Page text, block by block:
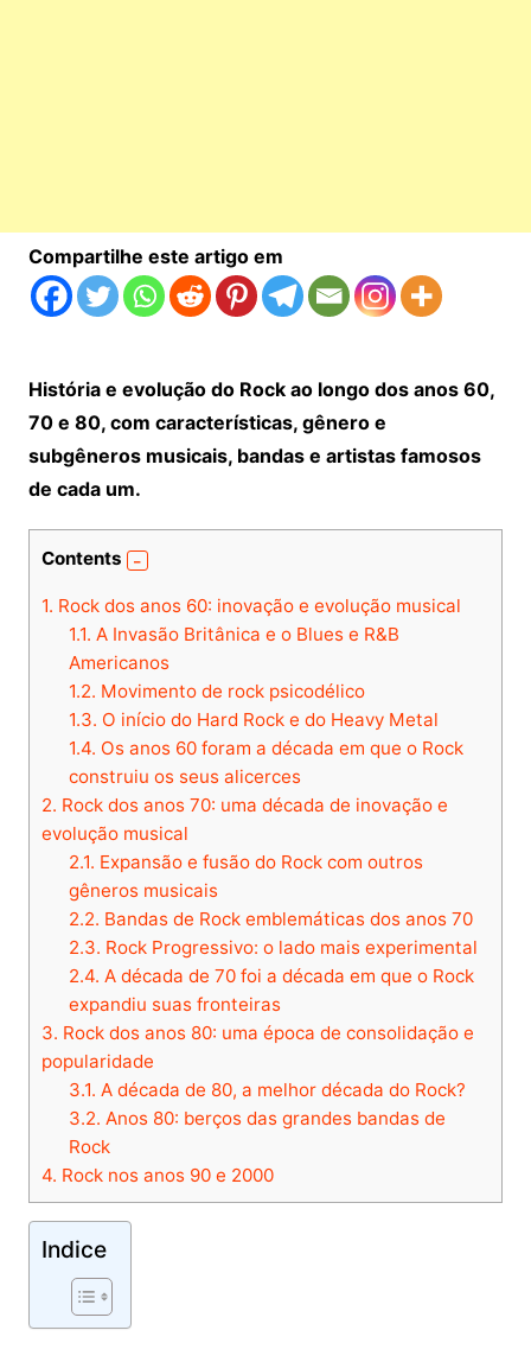
Compartilhe este artigo em
História e evolução do Rock ao longo dos anos 60,
70 e 80, com características, gênero e
subgêneros musicais, bandas e artistas famosos
de cada um.
Contents
1. Rock dos anos 60: inovação e evolução musical
1.1. A Invasão Britânica e o Blues e R&B
Americanos
1.2. Movimento de rock psicodélico
1.3. O início do Hard Rock e do Heavy Metal
1.4. Os anos 60 foram a década em que o Rock
construiu os seus alicerces
2. Rock dos anos 70: uma década de inovação e
evolução musical
2.1. Expansão e fusão do Rock com outros
gêneros musicais
2.2. Bandas de Rock emblemáticas dos anos 70
2.3. Rock Progressivo: o lado mais experimental
2.4. A década de 70 foi a década em que o Rock
expandiu suas fronteiras
3. Rock dos anos 80: uma época de consolidação e
popularidade
3.1. A década de 80, a melhor década do Rock?
3.2. Anos 80: berços das grandes bandas de
Rock
4. Rock nos anos 90 e 2000
Indice